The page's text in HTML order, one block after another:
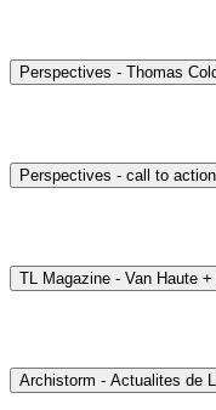
Perspectives - Thomas
Perspectives - call to
TL Magazine - Van Haute
Archistorm - Actualites de